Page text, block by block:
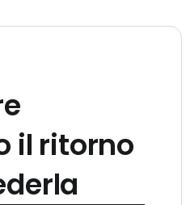
il ritorno